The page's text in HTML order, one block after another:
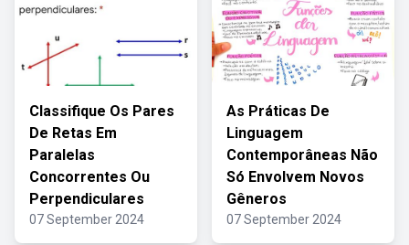
Classifique Os Pares
De Retas Em
Paralelas
Concorrentes Ou
Perpendiculares
07 September 2024
As Práticas De
Linguagem
Contemporâneas Não
Só Envolvem Novos
Gêneros
07 September 2024